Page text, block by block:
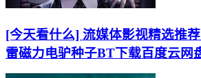
[今天看什么] 流媒体影视精选推
雷磁力电驴种子BT下载百度云网